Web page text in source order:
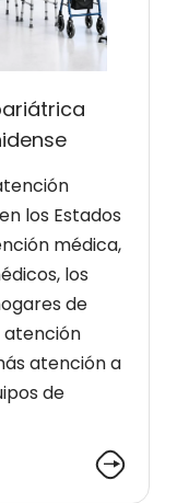
los Estados
médica,
los
de
atención
atención a
de